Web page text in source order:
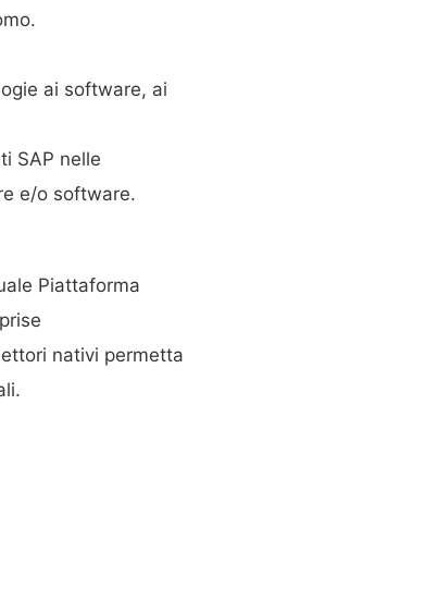
ai software, ai
SAP nelle
e/o software.
Piattaforma
nativi permetta